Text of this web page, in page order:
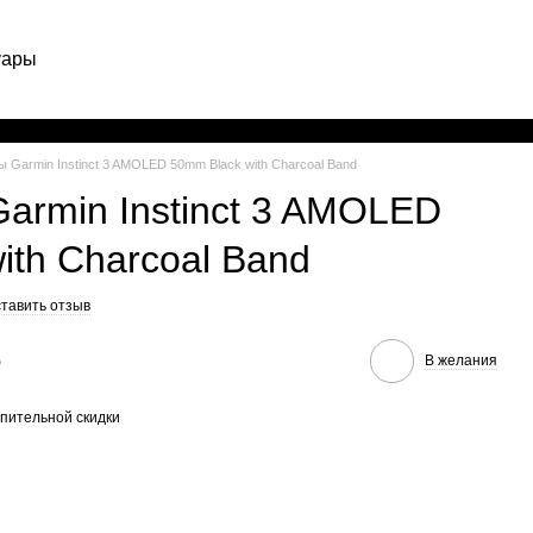
Garmin Instinct 3 AMOLED 50mm Black with Charcoal Band
Instinct 3 AMOLED
Charcoal Band
отзыв
В желания
скидки